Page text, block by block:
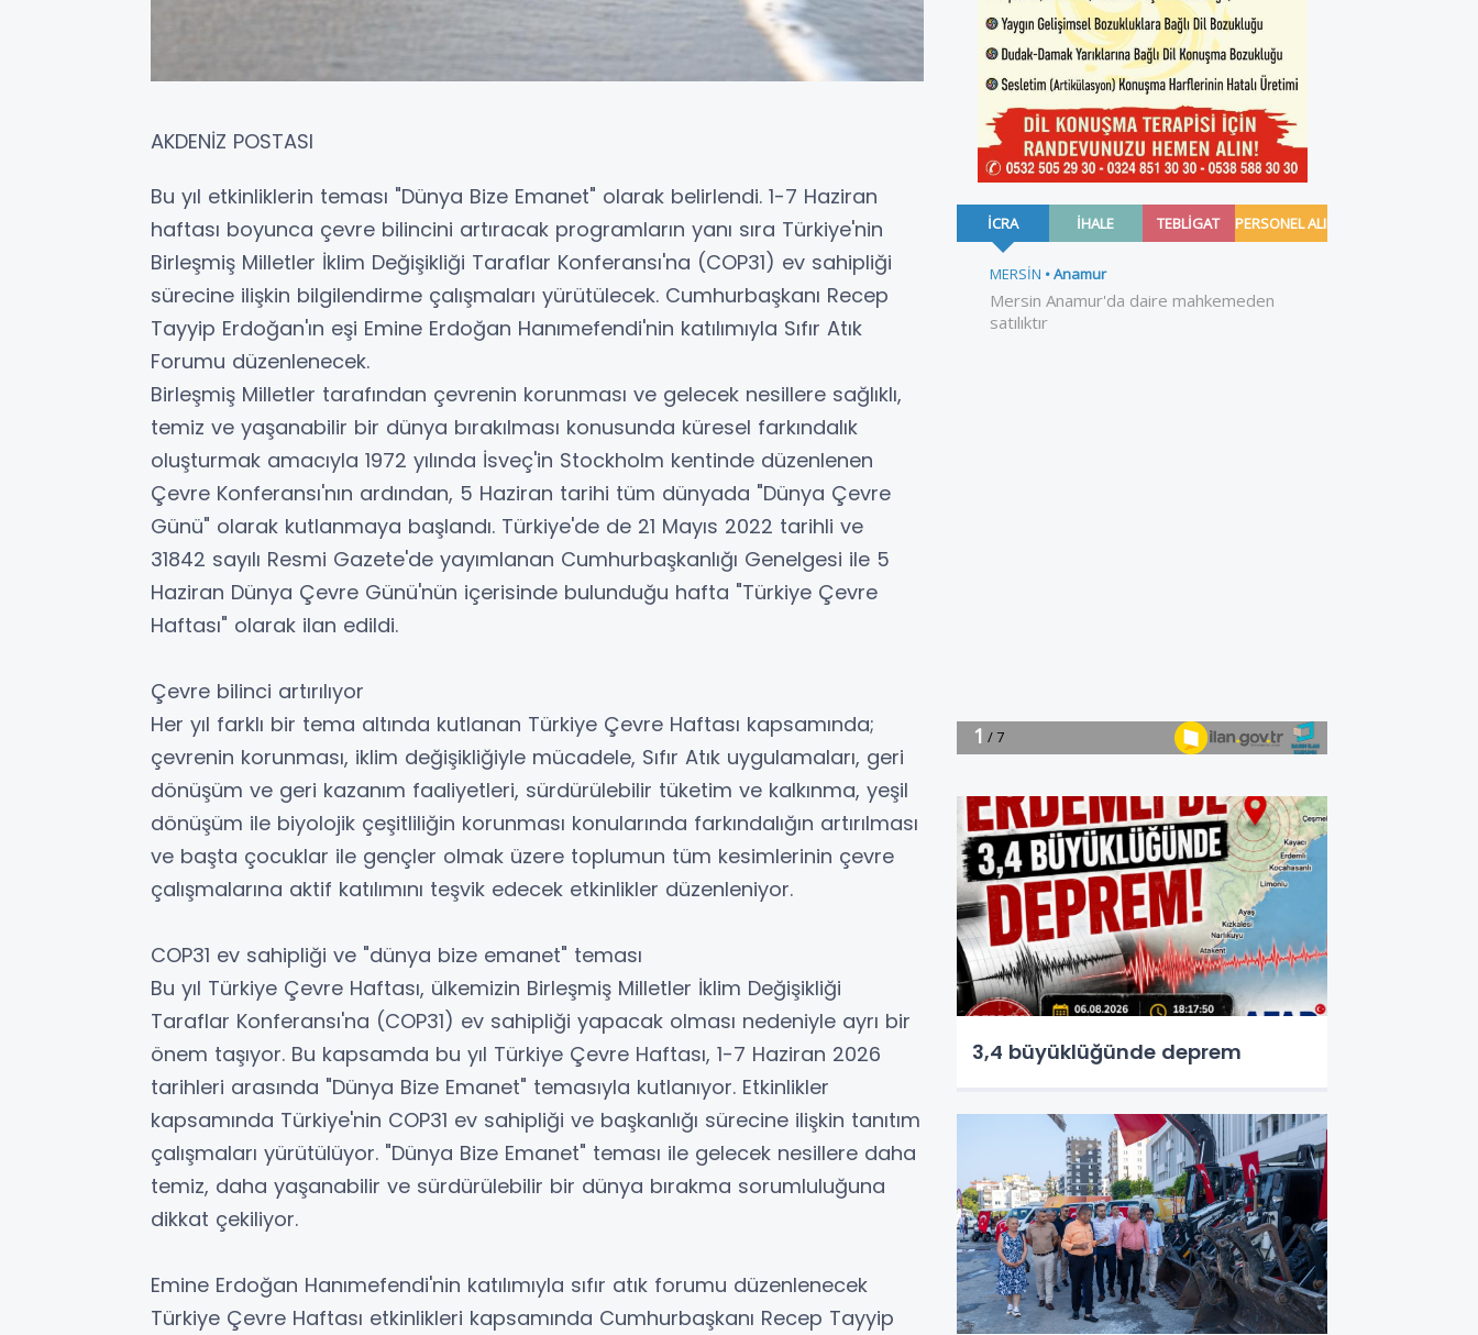
AKDENİZ POSTASI
Bu yıl etkinliklerin teması "Dünya Bize Emanet" olarak belirlendi. 1-7 Haziran
haftası boyunca çevre bilincini artıracak programların yanı sıra Türkiye'nin
Birleşmiş Milletler İklim Değişikliği Taraflar Konferansı'na (COP31) ev sahipliği
sürecine ilişkin bilgilendirme çalışmaları yürütülecek. Cumhurbaşkanı Recep
Tayyip Erdoğan'ın eşi Emine Erdoğan Hanımefendi'nin katılımıyla Sıfır Atık
Forumu düzenlenecek.
Birleşmiş Milletler tarafından çevrenin korunması ve gelecek nesillere sağlıklı,
temiz ve yaşanabilir bir dünya bırakılması konusunda küresel farkındalık
oluşturmak amacıyla 1972 yılında İsveç'in Stockholm kentinde düzenlenen
Çevre Konferansı'nın ardından, 5 Haziran tarihi tüm dünyada "Dünya Çevre
Günü" olarak kutlanmaya başlandı. Türkiye'de de 21 Mayıs 2022 tarihli ve
31842 sayılı Resmi Gazete'de yayımlanan Cumhurbaşkanlığı Genelgesi ile 5
Haziran Dünya Çevre Günü'nün içerisinde bulunduğu hafta "Türkiye Çevre
Haftası" olarak ilan edildi.
Çevre bilinci artırılıyor
Her yıl farklı bir tema altında kutlanan Türkiye Çevre Haftası kapsamında;
çevrenin korunması, iklim değişikliğiyle mücadele, Sıfır Atık uygulamaları, geri
dönüşüm ve geri kazanım faaliyetleri, sürdürülebilir tüketim ve kalkınma, yeşil
dönüşüm ile biyolojik çeşitliliğin korunması konularında farkındalığın artırılması
ve başta çocuklar ile gençler olmak üzere toplumun tüm kesimlerinin çevre
çalışmalarına aktif katılımını teşvik edecek etkinlikler düzenleniyor.
COP31 ev sahipliği ve "dünya bize emanet" teması
Bu yıl Türkiye Çevre Haftası, ülkemizin Birleşmiş Milletler İklim Değişikliği
Taraflar Konferansı'na (COP31) ev sahipliği yapacak olması nedeniyle ayrı bir
önem taşıyor. Bu kapsamda bu yıl Türkiye Çevre Haftası, 1-7 Haziran 2026
tarihleri arasında "Dünya Bize Emanet" temasıyla kutlanıyor. Etkinlikler
kapsamında Türkiye'nin COP31 ev sahipliği ve başkanlığı sürecine ilişkin tanıtım
çalışmaları yürütülüyor. "Dünya Bize Emanet" teması ile gelecek nesillere daha
temiz, daha yaşanabilir ve sürdürülebilir bir dünya bırakma sorumluluğuna
dikkat çekiliyor.
Emine Erdoğan Hanımefendi'nin katılımıyla sıfır atık forumu düzenlenecek
Türkiye Çevre Haftası etkinlikleri kapsamında Cumhurbaşkanı Recep Tayyip
3,4 büyüklüğünde deprem